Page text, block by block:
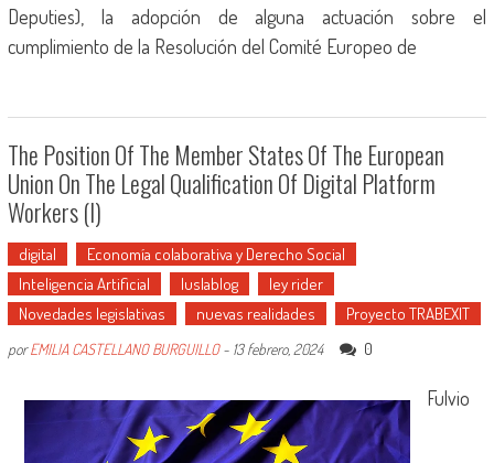
Deputies), la adopción de alguna actuación sobre el
cumplimiento de la Resolución del Comité Europeo de
The Position Of The Member States Of The European
Union On The Legal Qualification Of Digital Platform
Workers (I)
digital
Economía colaborativa y Derecho Social
Inteligencia Artificial
Iuslablog
ley rider
Novedades legislativas
nuevas realidades Proyecto TRABEXIT
porEMILIA CASTELLANO BURGUILLO- 13 febrero, 2024 0
Fulvio